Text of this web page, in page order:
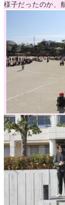
様子だったのか、